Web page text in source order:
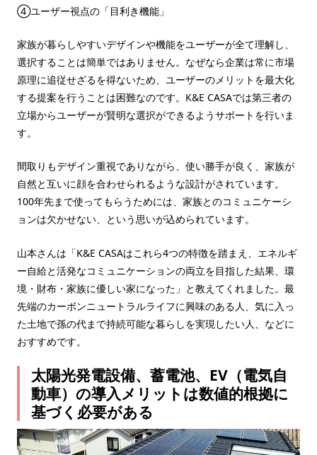
④ユーザー視点の「目利き機能」
家族が暮らしやすいデザインや機能をユーザーが全て理解し、
選択することは簡単ではありません。なぜなら企業は常に市場
原理に追従せざるを得ないため、ユーザーのメリットを最大化
する提案を行うことは困難なのです。K&E CASAでは第三者の
立場からユーザーが賢明な選択ができるようサポートを行いま
す。
間取りもデザイン重視でありながら、使い勝手が良く、家族が
自然と互いに顔を合わせられるような設計がされています。
100年先まで使ってもらうためには、家族とのコミュニケーシ
ョンは欠かせない、という思いが込められています。
山本さんは「K&E CASAはこれら4つの特徴を踏まえ、エネルギ
ー自給と活発なコミュニケーションの両立を目指した結果、環
境・財布・家族に優しい家になった」と教えてくれました。最
先端のカーボンニュートラルライフに興味のある人、気に入っ
た土地で孫の代まで持続可能な暮らしを実現したい人、などに
おすすめです。
太陽光発電設備、蓄電池、EV（電気自
動車）の導入メリットは数値的根拠に
基づく必要がある